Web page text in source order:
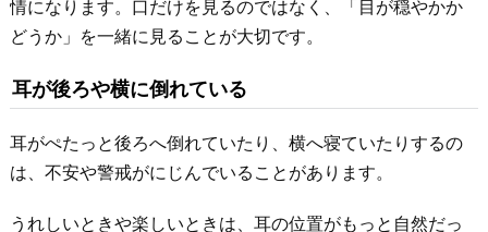
情になります。口だけを見るのではなく、「目が穏やかか
どうか」を一緒に見ることが大切です。
耳が後ろや横に倒れている
耳がぺたっと後ろへ倒れていたり、横へ寝ていたりするの
は、不安や警戒がにじんでいることがあります。
うれしいときや楽しいときは、耳の位置がもっと自然だっ